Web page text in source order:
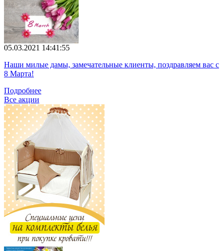
05.03.2021 14:41:55
Наши милые дамы, замечательные клиенты, поздравляем вас с
8 Марта!
Подробнее
Все акции